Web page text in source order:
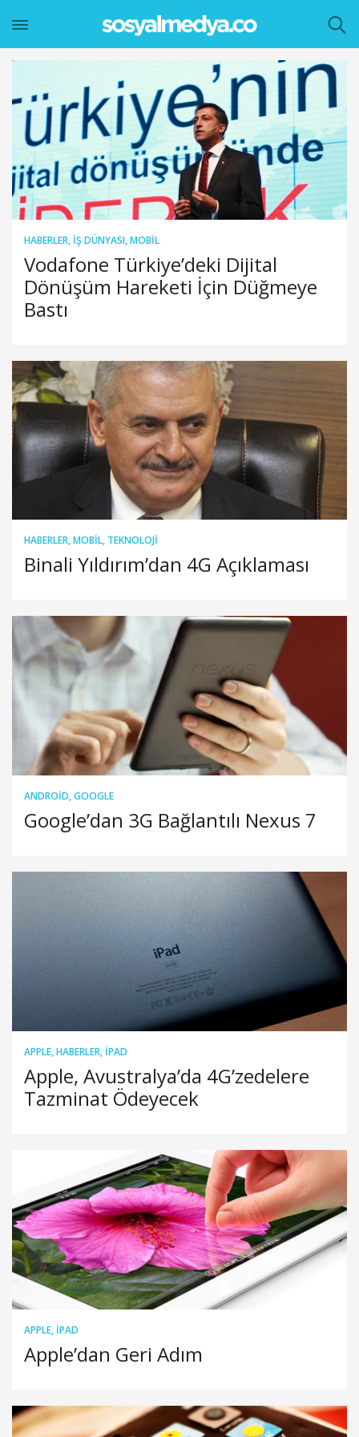
HABERLER, İŞ DÜNYASI,MOBIL
Vodafone Türkiye’deki Dijital
Dönüşüm Hareketi İçin Düğmeye
Bastı
HABERLER,MOBIL, TEKNOLOJI
Binali Yıldırım’dan 4G Açıklaması
ANDROID,GOOGLE
Google’dan 3G Bağlantılı Nexus 7
APPLE,HABERLER, IPAD
Apple, Avustralya’da 4G’zedelere
Tazminat Ödeyecek
APPLE, IPAD
Apple’dan Geri Adım